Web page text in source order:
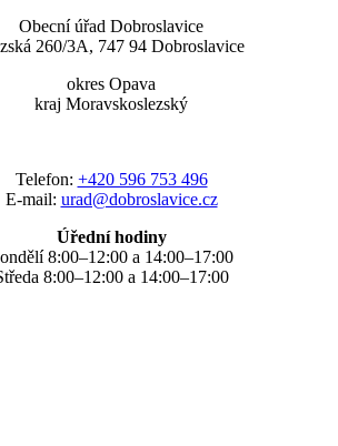
Obecní úřad Dobroslavice
260/3A, 747 94 Dobroslavice
okres Opava
kraj Moravskoslezský
Telefon: +420 596 753 496
E-mail: urad@dobroslavice.cz
Úřední hodiny
8:00–12:00 a 14:00–17:00
8:00–12:00 a 14:00–17:00